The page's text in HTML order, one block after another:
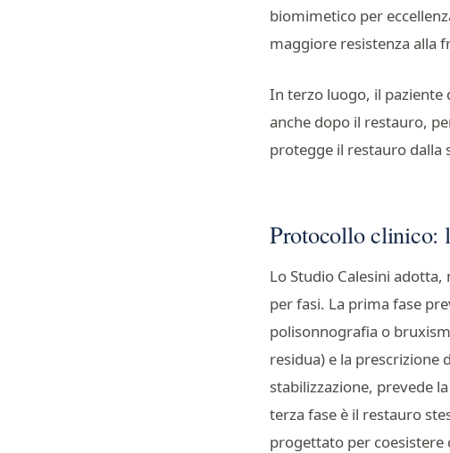
biomimetico per
maggiore resistenza alla
In terzo luogo, il
anche dopo il restauro,
protegge il restauro dalla
Protocollo clinico:
Lo Studio Calesini
per fasi. La prima fase
polisonnografia o
residua) e la prescrizione
stabilizzazione, prevede
terza fase è il restauro
progettato per